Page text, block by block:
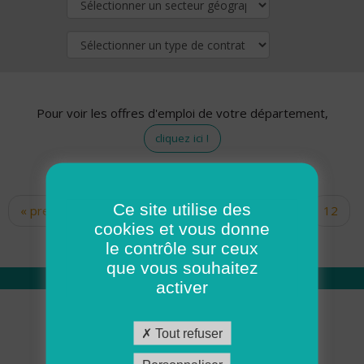
Pour voir les offres d'emploi de votre département,
cliquez ici !
Pages
« premier ‹ précédent … 10
12
14 15 16 17
Qui sommes nous
Académie ADMR
Ce site utilise des
cookies et vous donne
le contrôle sur ceux
que vous souhaitez
activer
Tout refuser